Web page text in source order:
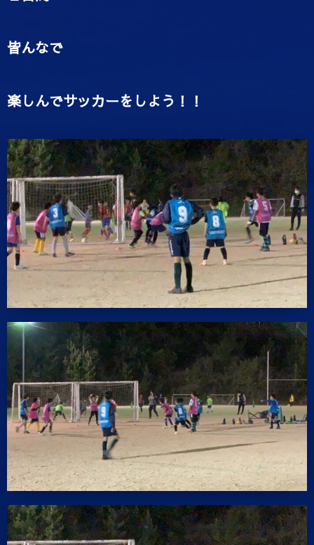
皆んなで
楽しんでサッカーをしよう！！